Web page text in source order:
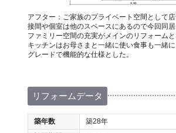
アフター：ご家族のプライベート空間として
接間や個室は他のスペースにあるので今回同
ファミリー空間の充実がメインのリフォーム
キッチンはお母さまと一緒に使い食事も一緒
グレードで機能的な仕様とした。
リフォームデータ
築年数
築28年